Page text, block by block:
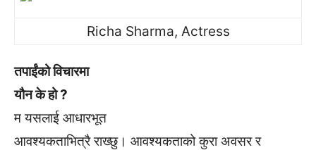
Richa Sharma, Actress
तपाईंको विचारमा
यौन के हो ?
म यसलाई आधारभूत
आवश्यकताभित्रै राख्छु। आवश्यकताको कुरा अवसर र